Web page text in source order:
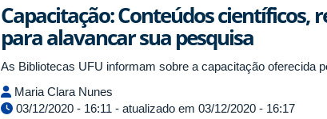
Capacitação: Conteúdos científicos,
para alavancar sua pesquisa
As Bibliotecas UFU informam sobre a capacitação oferecida
Maria Clara Nunes
03/12/2020 - 16:11 - atualizado em 03/12/2020 - 16:17